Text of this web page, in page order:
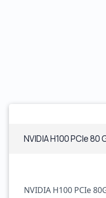
NVIDIA H100 PCIe 80
NVIDIA H100 PCIe